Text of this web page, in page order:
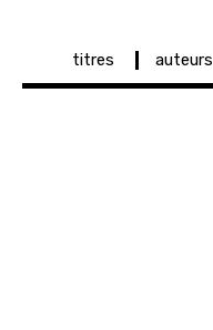
principale
titres auteurs